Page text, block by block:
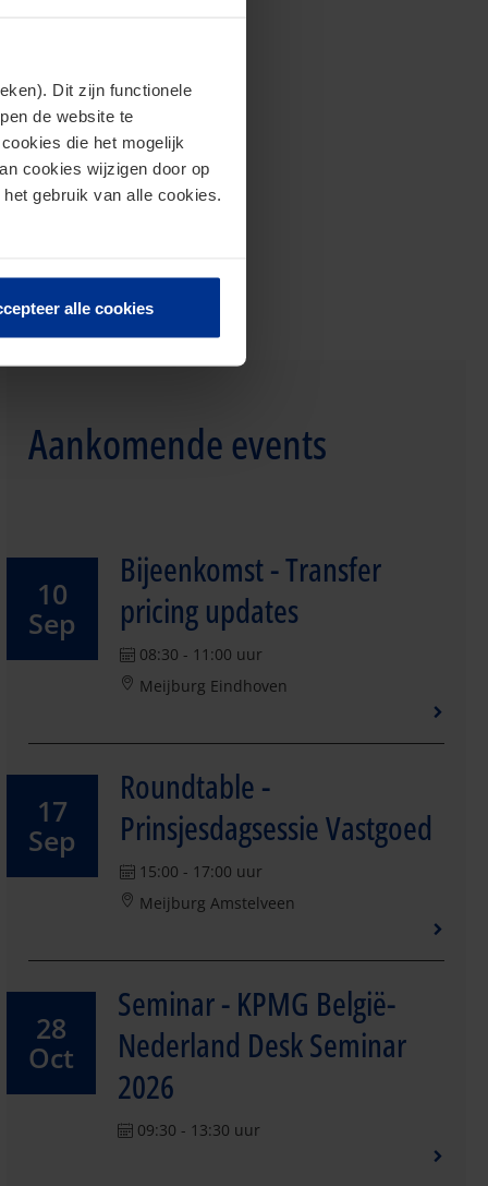
Dit zijn functionele
de website te
die het mogelijk
cookies wijzigen door op
gebruik van alle cookies.
alle cookies
Aankomende events
10
Sep
Bijeenkomst - Transfer
pricing updates
08:30 - 11:00 uur
Meijburg Eindhoven
17
Sep
Roundtable -
Prinsjesdagsessie Vastgoed
15:00 - 17:00 uur
Meijburg Amstelveen
28
Oct
Seminar - KPMG België-
Nederland Desk Seminar
2026
09:30 - 13:30 uur